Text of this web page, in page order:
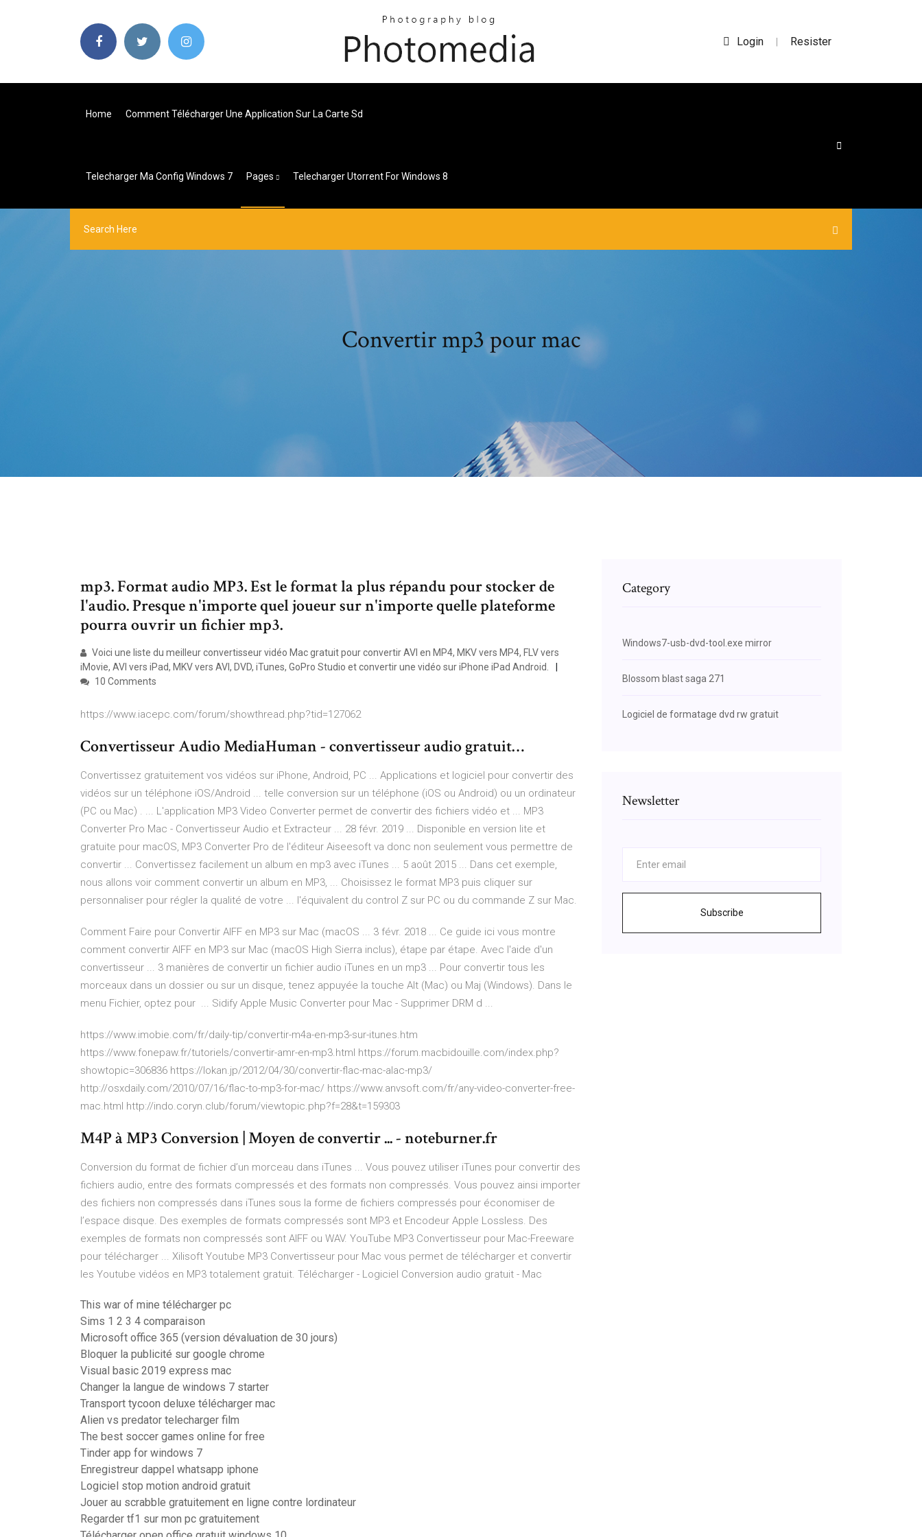
Login | Resister
Home Comment Télécharger Une Application Sur La Carte Sd
Telecharger Ma Config Windows 7 Pages Telecharger Utorrent For Windows 8
Convertir mp3 pour mac
mp3. Format audio MP3. Est le format la plus répandu pour stocker de
l'audio. Presque n'importe quel joueur sur n'importe quelle plateforme
pourra ouvrir un fichier mp3.
Voici une liste du meilleur convertisseur vidéo Mac gratuit pour convertir AVI en MP4, MKV vers MP4, FLV vers
iMovie, AVI vers iPad, MKV vers AVI, DVD, iTunes, GoPro Studio et convertir une vidéo sur iPhone iPad Android.
10 Comments
https://www.iacepc.com/forum/showthread.php?tid=127062
Convertisseur Audio MediaHuman - convertisseur audio gratuit…
Convertissez gratuitement vos vidéos sur iPhone, Android, PC ... Applications et logiciel pour convertir des
vidéos sur un téléphone iOS/Android ... telle conversion sur un téléphone (iOS ou Android) ou un ordinateur
(PC ou Mac) . ... L'application MP3 Video Converter permet de convertir des fichiers vidéo et ... MP3
Converter Pro Mac - Convertisseur Audio et Extracteur ... 28 févr. 2019 ... Disponible en version lite et
gratuite pour macOS, MP3 Converter Pro de l'éditeur Aiseesoft va donc non seulement vous permettre de
convertir ... Convertissez facilement un album en mp3 avec iTunes ... 5 août 2015 ... Dans cet exemple,
nous allons voir comment convertir un album en MP3, ... Choisissez le format MP3 puis cliquer sur
personnaliser pour régler la qualité de votre ... l'équivalent du control Z sur PC ou du commande Z sur Mac.
Comment Faire pour Convertir AIFF en MP3 sur Mac (macOS ... 3 févr. 2018 ... Ce guide ici vous montre
comment convertir AIFF en MP3 sur Mac (macOS High Sierra inclus), étape par étape. Avec l'aide d'un
convertisseur ... 3 manières de convertir un fichier audio iTunes en un mp3 ... Pour convertir tous les
morceaux dans un dossier ou sur un disque, tenez appuyée la touche Alt (Mac) ou Maj (Windows). Dans le
menu Fichier, optez pour ... Sidify Apple Music Converter pour Mac - Supprimer DRM d ...
https://www.imobie.com/fr/daily-tip/convertir-m4a-en-mp3-sur-itunes.htm
https://www.fonepaw.fr/tutoriels/convertir-amr-en-mp3.html https://forum.macbidouille.com/index.php?
showtopic=306836 https://lokan.jp/2012/04/30/convertir-flac-mac-alac-mp3/
http://osxdaily.com/2010/07/16/flac-to-mp3-for-mac/ https://www.anvsoft.com/fr/any-video-converter-free-
mac.html http://indo.coryn.club/forum/viewtopic.php?f=28&t=159303
M4P à MP3 Conversion | Moyen de convertir ... - noteburner.fr
Conversion du format de fichier d’un morceau dans iTunes ... Vous pouvez utiliser iTunes pour convertir des
fichiers audio, entre des formats compressés et des formats non compressés. Vous pouvez ainsi importer
des fichiers non compressés dans iTunes sous la forme de fichiers compressés pour économiser de
l’espace disque. Des exemples de formats compressés sont MP3 et Encodeur Apple Lossless. Des
exemples de formats non compressés sont AIFF ou WAV. YouTube MP3 Convertisseur pour Mac-Freeware
pour télécharger ... Xilisoft Youtube MP3 Convertisseur pour Mac vous permet de télécharger et convertir
les Youtube vidéos en MP3 totalement gratuit. Télécharger - Logiciel Conversion audio gratuit - Mac
This war of mine télécharger pc
Sims 1 2 3 4 comparaison
Microsoft office 365 (version dévaluation de 30 jours)
Bloquer la publicité sur google chrome
Visual basic 2019 express mac
Changer la langue de windows 7 starter
Transport tycoon deluxe télécharger mac
Alien vs predator telecharger film
The best soccer games online for free
Tinder app for windows 7
Enregistreur dappel whatsapp iphone
Logiciel stop motion android gratuit
Jouer au scrabble gratuitement en ligne contre lordinateur
Regarder tf1 sur mon pc gratuitement
Category
Windows7-usb-dvd-tool.exe mirror
Blossom blast saga 271
Logiciel de formatage dvd rw gratuit
Newsletter
Subscribe